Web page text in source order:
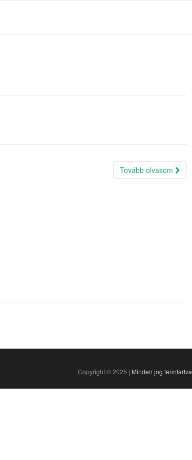
Tovább olvasom
Copyright © 2025 | Minden jog fenntartva